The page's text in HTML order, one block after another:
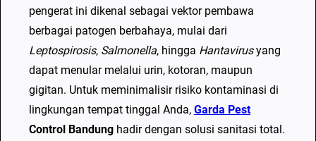
pengerat ini dikenal sebagai vektor pembawa
berbagai patogen berbahaya, mulai dari
Leptospirosis, Salmonella, hingga Hantavirusyang
dapat menular melalui urin, kotoran, maupun
gigitan. Untuk meminimalisir risiko kontaminasi di
lingkungan tempat tinggal Anda, Garda Pest
Control Bandung hadir dengan solusi sanitasi total.